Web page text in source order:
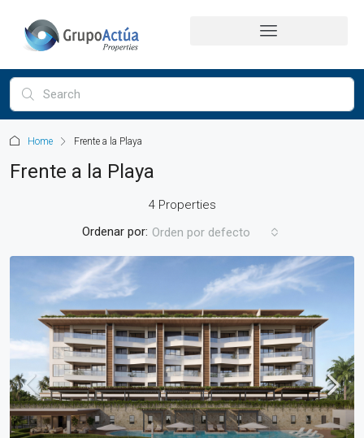
Home Frente a la Playa
Frente a la Playa
4 Properties
Ordenar por: Orden por defecto